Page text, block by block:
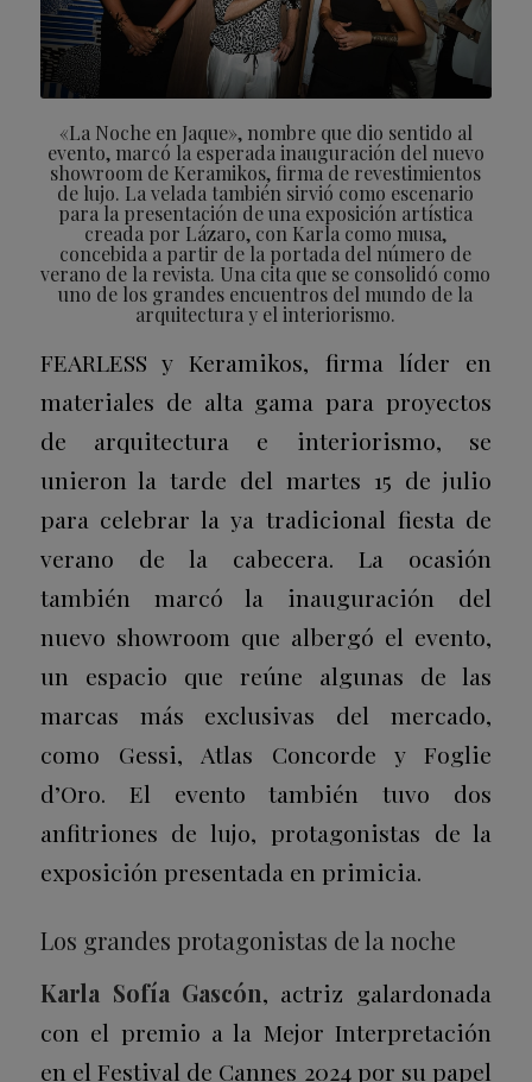
«La Noche en Jaque», nombre que dio sentido al
evento, marcó la esperada inauguración del nuevo
showroom de Keramikos, firma de revestimientos
de lujo. La velada también sirvió como escenario
para la presentación de una exposición artística
creada por Lázaro, con Karla como musa,
concebida a partir de la portada del número de
verano de la revista. Una cita que se consolidó como
uno de los grandes encuentros del mundo de la
arquitectura y el interiorismo.
FEARLESS y Keramikos, firma líder en
materiales de alta gama para proyectos
de arquitectura e interiorismo, se
unieron la tarde del martes 15 de julio
para celebrar la ya tradicional fiesta de
verano de la cabecera. La ocasión
también marcó la inauguración del
nuevo showroom que albergó el evento,
un espacio que reúne algunas de las
marcas más exclusivas del mercado,
como Gessi, Atlas Concorde y Foglie
d’Oro. El evento también tuvo dos
anfitriones de lujo, protagonistas de la
exposición presentada en primicia.
Los grandes protagonistas de la noche
Karla Sofía Gascón, actriz galardonada
con el premio a la Mejor Interpretación
en el Festival de Cannes 2024 por su papel